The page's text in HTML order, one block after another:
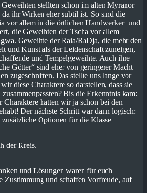
stellten schon im alten Myranor
da ihr Wirken eher subtil ist. So sind die
vor allem in die örtlichen Handwerker- und
die Geweihten der Tscha vor allem
Geweihte der Raia/RaDja, die mehr den
und Kunst als der Leidenschaft zuneigen,
und Tempelgeweihte. Auch ihre
Götter“ sind eher von geringerer Macht
zugeschnitten. Das stellte uns lange vor
diese Charaktere so darstellen, dass sie
Bis die Erkenntnis kam:
Charaktere hatten wir ja schon bei den
Der nächste Schritt war dann logisch:
Optionen für die Klasse
der Kreis.
und Lösungen waren für euch
Zustimmung und schaffen Vorfreude, auf